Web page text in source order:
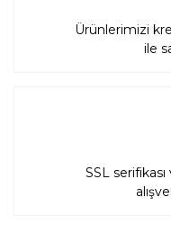
Ürünlerimizi
ile
SSL